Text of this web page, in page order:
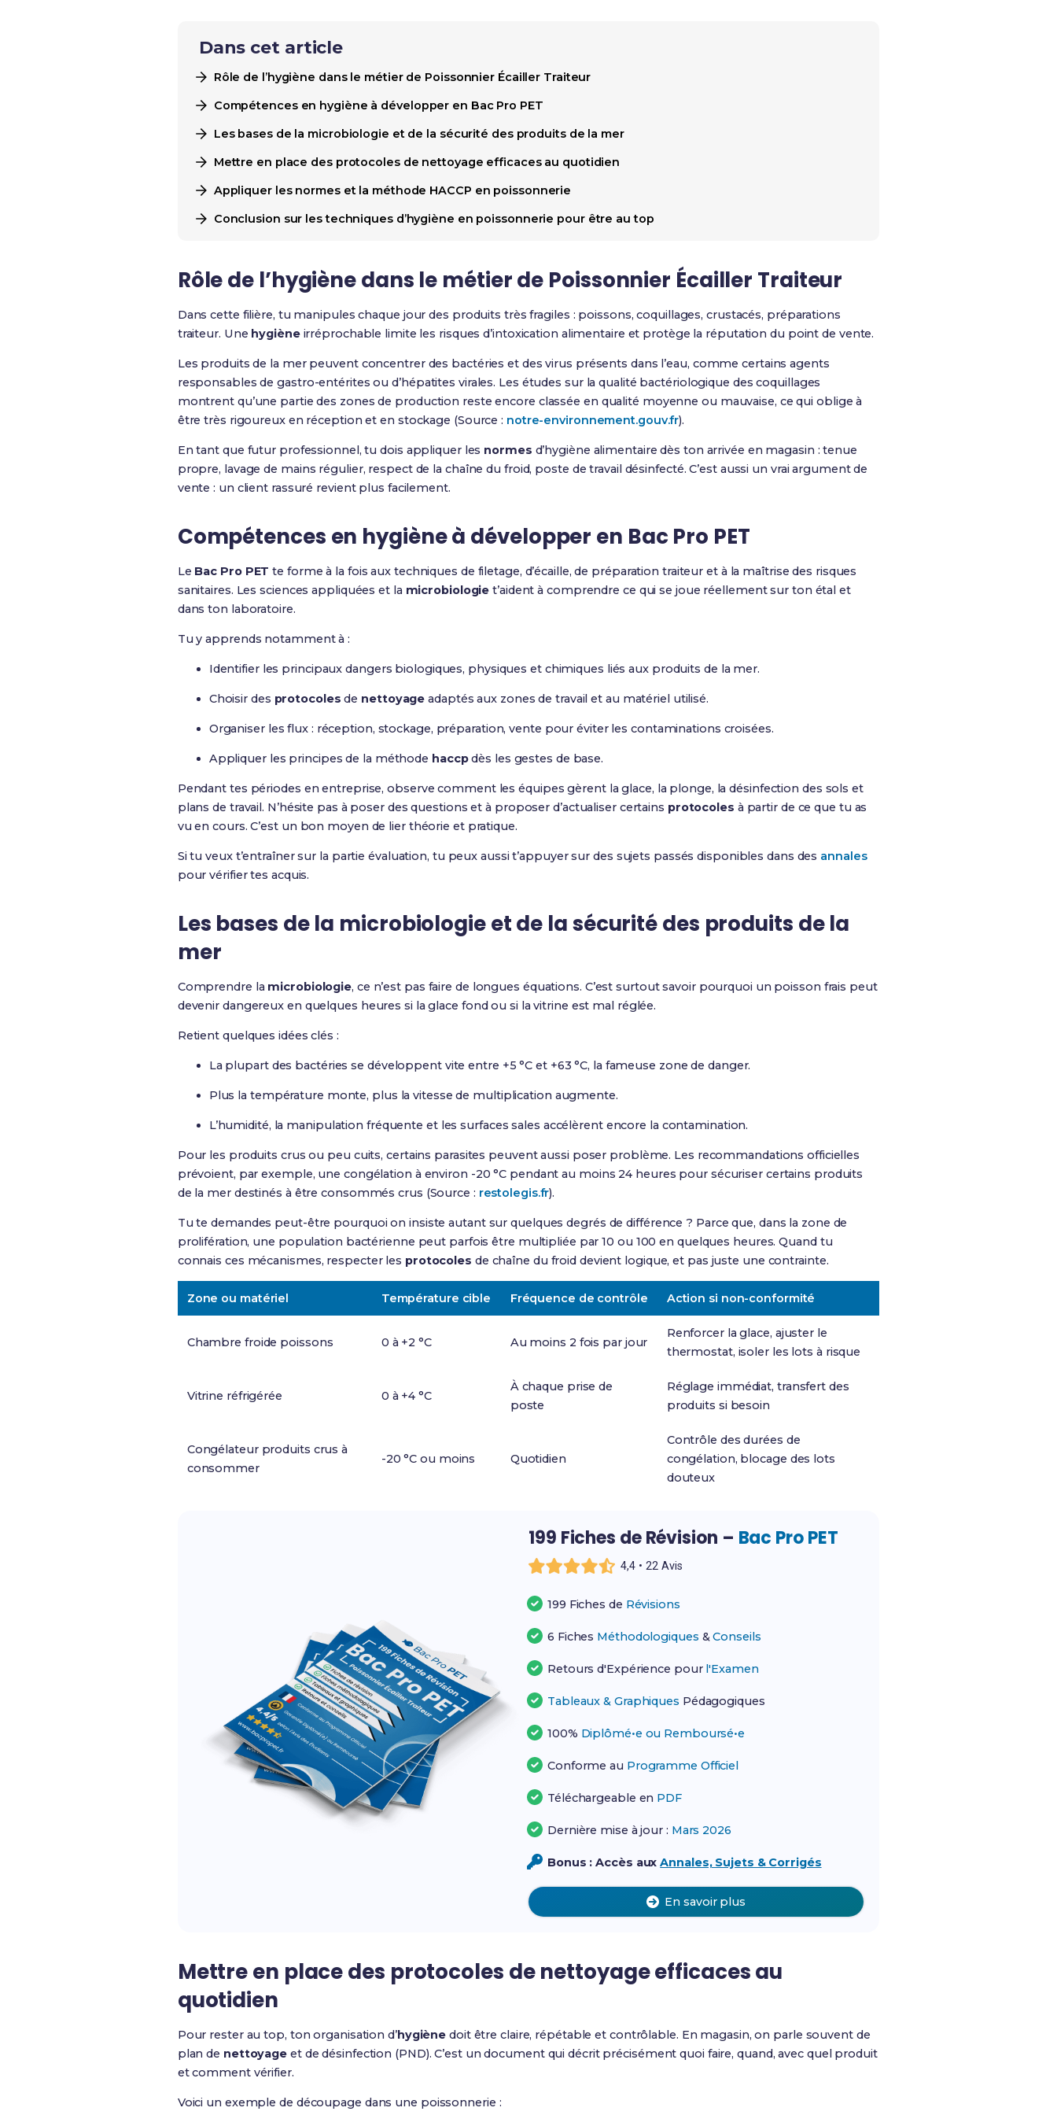
Dans cet article
Rôle de l’hygiène dans le métier de Poissonnier Écailler Traiteur
Compétences en hygiène à développer en Bac Pro PET
Les bases de la microbiologie et de la sécurité des produits de la mer
Mettre en place des protocoles de nettoyage efficaces au quotidien
Appliquer les normes et la méthode HACCP en poissonnerie
Conclusion sur les techniques d’hygiène en poissonnerie pour être au top
Rôle de l’hygiène dans le métier de Poissonnier Écailler Traiteur
Dans cette filière, tu manipules chaque jour des produits très fragiles : poissons, coquillages, crustacés, préparations
traiteur. Une hygièneirréprochable limite les risques d’intoxication alimentaire et protège la réputation du point de vente.
Les produits de la mer peuvent concentrer des bactéries et des virus présents dans l’eau, comme certains agents
responsables de gastro-entérites ou d’hépatites virales. Les études sur la qualité bactériologique des coquillages
montrent qu’une partie des zones de production reste encore classée en qualité moyenne ou mauvaise, ce qui oblige à
être très rigoureux en réception et en stockage (Source : notre-environnement.gouv.fr).
En tant que futur professionnel, tu dois appliquer les normes d’hygiène alimentaire dès ton arrivée en magasin : tenue
propre, lavage de mains régulier, respect de la chaîne du froid, poste de travail désinfecté. C’est aussi un vrai argument de
vente : un client rassuré revient plus facilement.
Compétences en hygiène à développer en Bac Pro PET
Le Bac Pro PET te forme à la fois aux techniques de filetage, d’écaille, de préparation traiteur et à la maîtrise des risques
sanitaires. Les sciences appliquées et la microbiologie t’aident à comprendre ce qui se joue réellement sur ton étal et
dans ton laboratoire.
Tu y apprends notamment à :
Identifier les principaux dangers biologiques, physiques et chimiques liés aux produits de la mer.
Choisir des protocoles de nettoyage adaptés aux zones de travail et au matériel utilisé.
Organiser les flux : réception, stockage, préparation, vente pour éviter les contaminations croisées.
Appliquer les principes de la méthode haccpdès les gestes de base.
Pendant tes périodes en entreprise, observe comment les équipes gèrent la glace, la plonge, la désinfection des sols et
plans de travail. N’hésite pas à poser des questions et à proposer d’actualiser certains protocoles à partir de ce que tu as
vu en cours. C’est un bon moyen de lier théorie et pratique.
Si tu veux t’entraîner sur la partie évaluation, tu peux aussi t’appuyer sur des sujets passés disponibles dans des annales
pour vérifier tes acquis.
Les bases de la microbiologie et de la sécurité des produits de la
mer
Comprendre la microbiologie, ce n’est pas faire de longues équations. C’est surtout savoir pourquoi un poisson frais peut
devenir dangereux en quelques heures si la glace fond ou si la vitrine est mal réglée.
Retient quelques idées clés :
La plupart des bactéries se développent vite entre +5 °C et +63 °C, la fameuse zone de danger.
Plus la température monte, plus la vitesse de multiplication augmente.
L’humidité, la manipulation fréquente et les surfaces sales accélèrent encore la contamination.
Pour les produits crus ou peu cuits, certains parasites peuvent aussi poser problème. Les recommandations officielles
prévoient, par exemple, une congélation à environ -20 °C pendant au moins 24 heures pour sécuriser certains produits
de la mer destinés à être consommés crus (Source : restolegis.fr).
Tu te demandes peut-être pourquoi on insiste autant sur quelques degrés de différence ? Parce que, dans la zone de
prolifération, une population bactérienne peut parfois être multipliée par 10 ou 100 en quelques heures. Quand tu
connais ces mécanismes, respecter les protocoles de chaîne du froid devient logique, et pas juste une contrainte.
Zone ou matériel Température cible Fréquence de contrôle Action si non-conformité
Chambre froide poissons 0 à +2 °C Au moins 2 fois par jour
Renforcer la glace, ajuster le
thermostat, isoler les lots à risque
Vitrine réfrigérée 0 à +4 °C
À chaque prise de
poste
Réglage immédiat, transfert des
produits si besoin
Congélateur produits crus à
consommer
-20 °C ou moins Quotidien
Contrôle des durées de
congélation, blocage des lots
douteux
199 Fiches de Révision – Bac Pro PET
4,4 • 22 Avis
199 Fiches de Révisions
6 Fiches Méthodologiques &Conseils
Retours d'Expérience pour l'Examen
Tableaux & Graphiques Pédagogiques
100% Diplômé•e ou Remboursé•e
Conforme au Programme Officiel
Téléchargeable en PDF
Dernière mise à jour : Mars 2026
Bonus : Accès auxAnnales, Sujets & Corrigés
En savoir plus
Mettre en place des protocoles de nettoyage efficaces au
quotidien
Pour rester au top, ton organisation d’hygiène doit être claire, répétable et contrôlable. En magasin, on parle souvent de
plan de nettoyage et de désinfection (PND). C’est un document qui décrit précisément quoi faire, quand, avec quel produit
et comment vérifier.
Voici un exemple de découpage dans une poissonnerie :